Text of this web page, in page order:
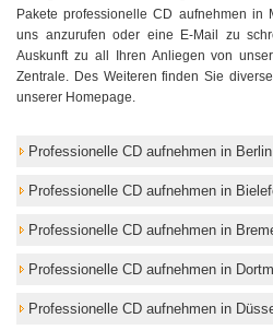
Pakete professionelle CD aufnehmen in
uns anzurufen oder eine E-Mail zu
Auskunft zu all Ihren Anliegen von
Zentrale. Des Weiteren finden Sie
unserer Homepage.
Professionelle CD aufnehmen in Berlin
Professionelle CD aufnehmen in
Professionelle CD aufnehmen in
Professionelle CD aufnehmen in
Professionelle CD aufnehmen in